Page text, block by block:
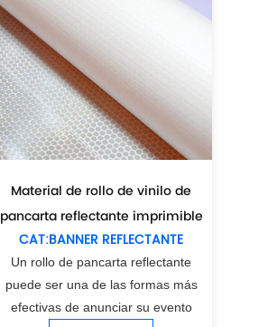
Material de rollo de vinilo de
pancarta reflectante imprimible
CAT:BANNER REFLECTANTE
Un rollo de pancarta reflectante
puede ser una de las formas más
efectivas de anunciar su evento